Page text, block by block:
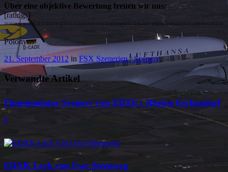
Über eine objektive Bewertung freuen wir uns:
[ratings]
================================================
Polonyus
21. September 2012 in FSX Szenerien / Scenery.
Verwandte Artikel
Flugsimulator Scenery von EDXE ( Rheine Eschendorf
)
EDXK Leck von Uwe Steenweg